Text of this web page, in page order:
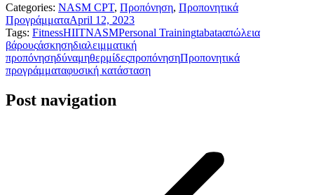
Categories: NASM CPT, Προπόνηση, Προπονητικά
ΠρογράμματαApril 12, 2023
Tags: FitnessHIITNASMPersonal Trainingtabataαπώλεια
βάρουςάσκησηδιαλειμματική
προπόνησηδύναμηθερμίδεςπροπόνησηΠροπονητικά
προγράμματαφυσική κατάσταση
Post navigation